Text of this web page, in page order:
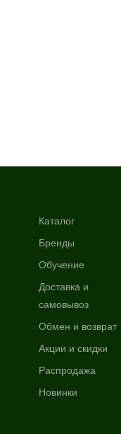
Каталог
Бренды
Обучение
Доставка и
самовывоз
Обмен и возврат
Акции и скидки
Распродажа
Новинки